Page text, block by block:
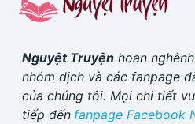
Nguyệt Truyện hoan
nhóm dịch và các fanpage
của chúng tôi. Mọi chi tiết
tiếp đến fanpage Facebook